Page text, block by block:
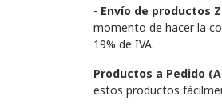
- Envío de productos
momento de hacer la
19% de IVA.
Productos a Pedido
estos productos